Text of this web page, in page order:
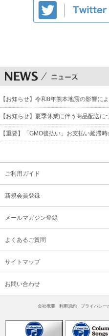
【お知らせ】令和8年熊本地震の影響に
【お知らせ】夏季休業に伴う商品配送に
【重要】「GMO後払い」お支払い延滞
ご利用ガイド
新規会員登録
メールマガジン登録
よくあるご質問
サイトマップ
お問い合わせ
会社概要 利用規約 プライバシー